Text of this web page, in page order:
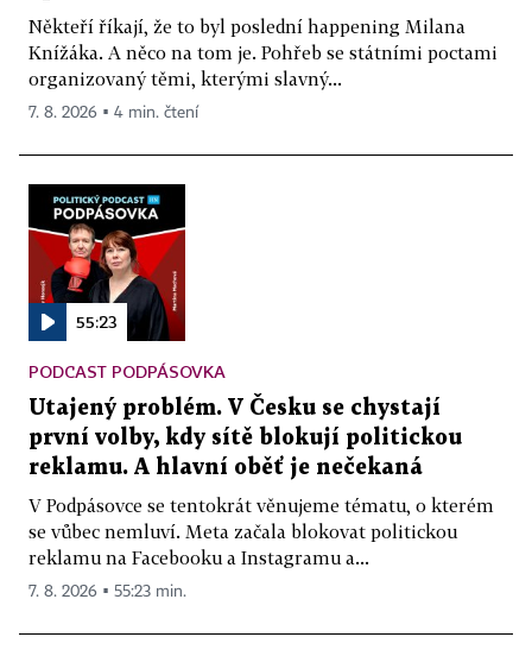
Někteří říkají, že to byl poslední happening Milana
Knížáka. A něco na tom je. Pohřeb se státními poctami
organizovaný těmi, kterými slavný...
7. 8. 2026 ▪ 4 min. čtení
55:23
PODCAST PODPÁSOVKA
Utajený problém. V Česku se chystají
první volby, kdy sítě blokují politickou
reklamu. A hlavní oběť je nečekaná
V Podpásovce se tentokrát věnujeme tématu, o kterém
se vůbec nemluví. Meta začala blokovat politickou
reklamu na Facebooku a Instagramu a...
7. 8. 2026 ▪ 55:23 min.